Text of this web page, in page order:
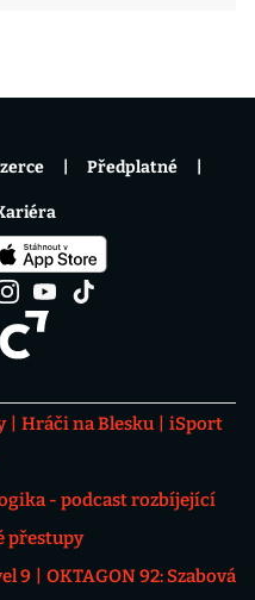
Hráči na Blesku
iSport
- podcast rozbíjející
přestupy
9
OKTAGON 92: Szabová
Předplatné